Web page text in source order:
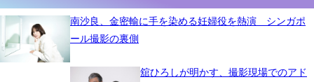
南沙良、金密輸に手を染める妊婦役を熱演 シンガポ
ール撮影の裏側
舘ひろしが明かす、撮影現場でのアド